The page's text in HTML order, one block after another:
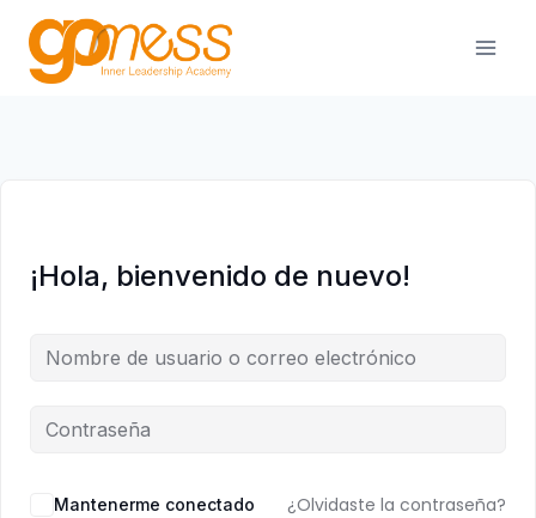
Saltar
contenido
¡Hola, bienvenido de nuevo!
Mantenerme conectado ¿Olvidaste la contraseña?